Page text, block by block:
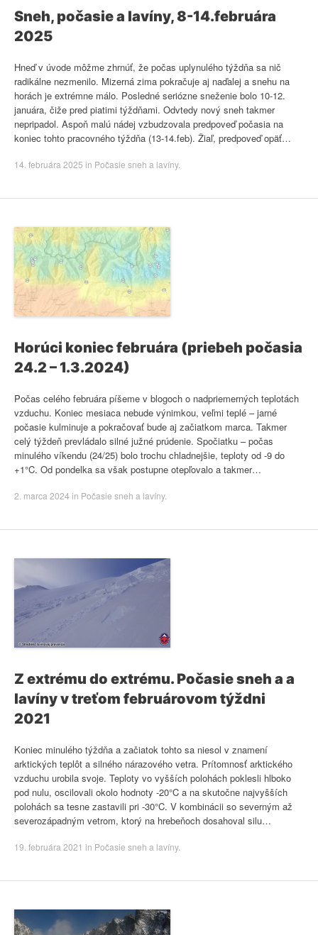
Sneh, počasie a lavíny, 8-14.februára
2025
Hneď v úvode môžme zhrnúť, že počas uplynulého týždňa sa nič
radikálne nezmenilo. Mizerná zima pokračuje aj naďalej a snehu na
horách je extrémne málo. Posledné seriózne sneženie bolo 10-12.
januára, čiže pred piatimi týždňami. Odvtedy nový sneh takmer
nepripadol. Aspoň malú nádej vzbudzovala predpoveď počasia na
koniec tohto pracovného týždňa (13-14.feb). Žiaľ, predpoveď opäť…
14. februára 2025 in Počasie sneh a lavíny.
Horúci koniec februára (priebeh počasia
24.2 – 1.3.2024)
Počas celého februára píšeme v blogoch o nadpriemerných teplotách
vzduchu. Koniec mesiaca nebude výnimkou, veľmi teplé – jarné
počasie kulminuje a pokračovať bude aj začiatkom marca. Takmer
celý týždeň prevládalo silné južné prúdenie. Spočiatku – počas
minulého víkendu (24/25) bolo trochu chladnejšie, teploty od -9 do
+1°C. Od pondelka sa však postupne otepľovalo a takmer…
2. marca 2024 in Počasie sneh a lavíny.
Z extrému do extrému. Počasie sneh a a
lavíny v treťom februárovom týždni
2021
Koniec minulého týždňa a začiatok tohto sa niesol v znamení
arktických teplôt a silného nárazového vetra. Prítomnosť arktického
vzduchu urobila svoje. Teploty vo vyšších polohách poklesli hlboko
pod nulu, oscilovali okolo hodnoty -20°C a na skutočne najvyšších
polohách sa tesne zastavili pri -30°C. V kombinácii so severným až
severozápadným vetrom, ktorý na hrebeňoch dosahoval silu…
19. februára 2021 in Počasie sneh a lavíny.